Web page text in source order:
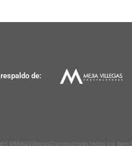
de:
©MejiaVillegasConstructores todos los